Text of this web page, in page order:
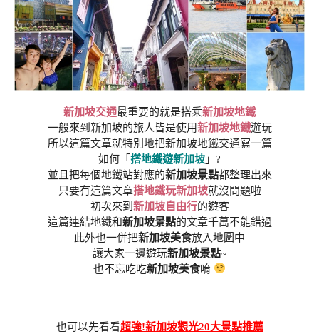
新加坡交通最重要的就是搭乘新加坡地鐵
一般來到新加坡的旅人皆是使用新加坡地鐵遊玩
所以這篇文章就特別地把新加坡地鐵交通寫一篇
如何「 搭地鐵遊新加坡 」?
並且把每個地鐵站對應的新加坡景點都整理出來
只要有這篇文章搭地鐵玩新加坡就沒問題啦
初次來到 新加坡自由行的遊客
這篇連結地鐵和新加坡景點的文章千萬不能錯過
此外也一併把新加坡美食放入地圖中
讓大家一邊遊玩新加坡景點~
也不忘吃吃新加坡美食唷
也可以先看看超強!新加坡觀光20大景點推薦